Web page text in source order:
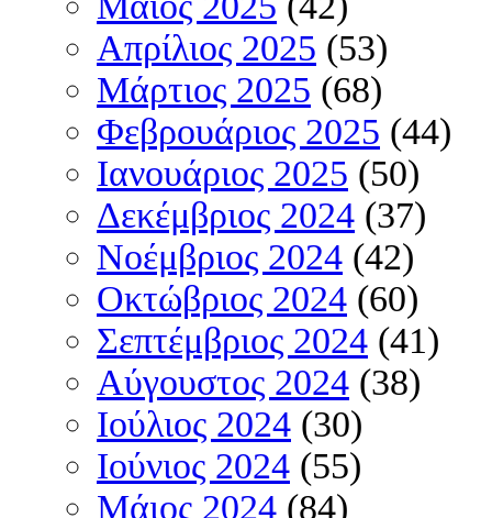
Απρίλιος 2025 (53)
Μάρτιος 2025 (68)
Φεβρουάριος 2025 (44)
Ιανουάριος 2025 (50)
Δεκέμβριος 2024 (37)
Νοέμβριος 2024 (42)
Οκτώβριος 2024 (60)
Σεπτέμβριος 2024 (41)
Αύγουστος 2024 (38)
Ιούλιος 2024 (30)
Ιούνιος 2024 (55)
Μάιος 2024 (84)